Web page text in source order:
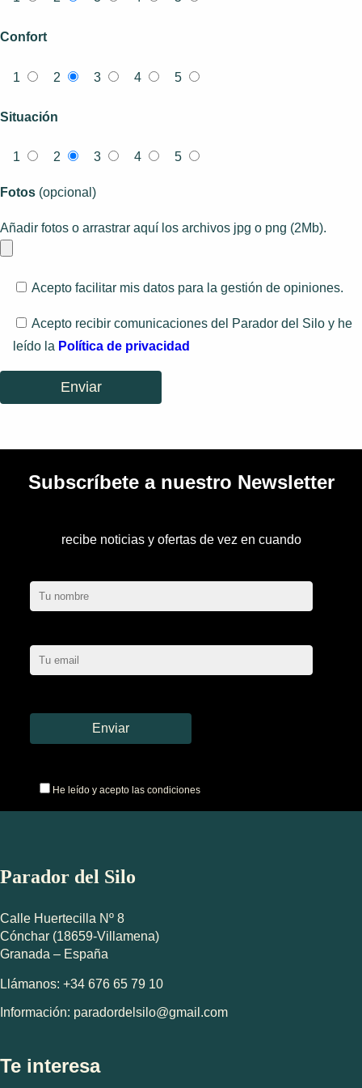
Confort
1 2 3 4 5
Situación
1 2 3 4 5
Fotos (opcional)
Añadir fotos o arrastrar aquí los archivos jpg o png (2Mb).
Acepto facilitar mis datos para la gestión de opiniones.
Acepto recibir comunicaciones del Parador del Silo y he
leído la Política de privacidad
Subscríbete a nuestro Newsletter
recibe noticias y ofertas de vez en cuando
He leído y acepto las condiciones
Parador del Silo
Calle Huertecilla Nº 8
Cónchar (18659-Villamena)
Granada – España
Llámanos: +34 676 65 79 10
Información: paradordelsilo@gmail.com
Te interesa